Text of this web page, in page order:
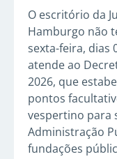
O escritório da
Hamburgo não
sexta-feira, dias
atende ao
2026, que
pontos
vespertino para
Administração
fundações